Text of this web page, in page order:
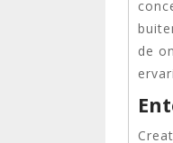
de